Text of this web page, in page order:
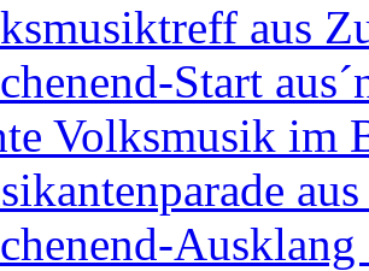
aus
Start
Volksmusik im